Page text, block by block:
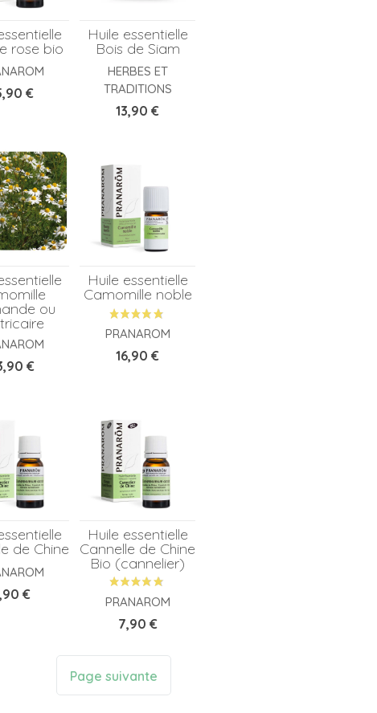
rose bio
€
Huile essentielle
Bois de Siam
HERBES ET
TRADITIONS
Prix
13,90 €
ou
€
Huile essentielle
Camomille noble
PRANAROM
Prix
16,90 €
de Chine
€
Huile essentielle
Cannelle de Chine
Bio (cannelier)
PRANAROM
Prix
7,90 €
Page suivante